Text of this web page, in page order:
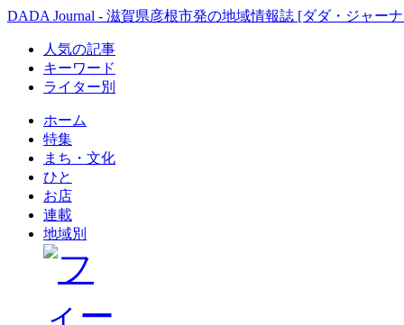
DADA Journal - 滋賀県彦根市発の地域情報誌 [ダダ・ジャー
人気の記事
キーワード
ライター別
ホーム
特集
まち・文化
ひと
お店
連載
地域別